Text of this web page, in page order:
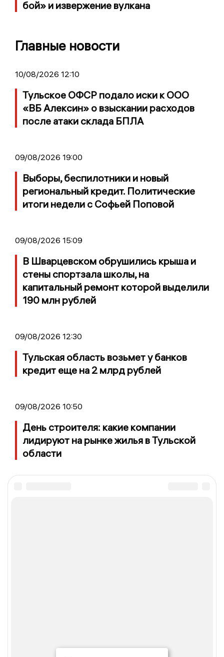
бой» и извержение вулкана
Главные новости
10/08/2026 12:10
Тульское ОФСР подало иски к ООО
«ВБ Алексин» о взыскании расходов
после атаки склада БПЛА
09/08/2026 19:00
Выборы, беспилотники и новый
региональный кредит. Политические
итоги недели с Софьей Поповой
09/08/2026 15:09
В Шварцевском обрушились крыша и
стены спортзала школы, на
капитальный ремонт которой выделили
190 млн рублей
09/08/2026 12:30
Тульская область возьмет у банков
кредит еще на 2 млрд рублей
09/08/2026 10:50
День строителя: какие компании
лидируют на рынке жилья в Тульской
области